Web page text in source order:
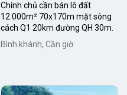
Chính chủ cần bán lô đất
12.000m² 70x170m mặt sông
cách Q1 20km đường QH 30m.
Bình khánh, Cần giờ